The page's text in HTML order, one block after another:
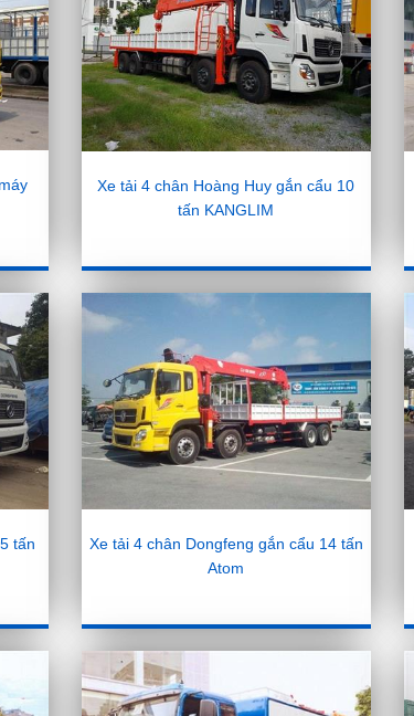
Xe tải 4 chân Hoàng Huy gắn cẩu 10
tấn KANGLIM
tấn
Xe tải 4 chân Dongfeng gắn cẩu 14 tấn
Atom